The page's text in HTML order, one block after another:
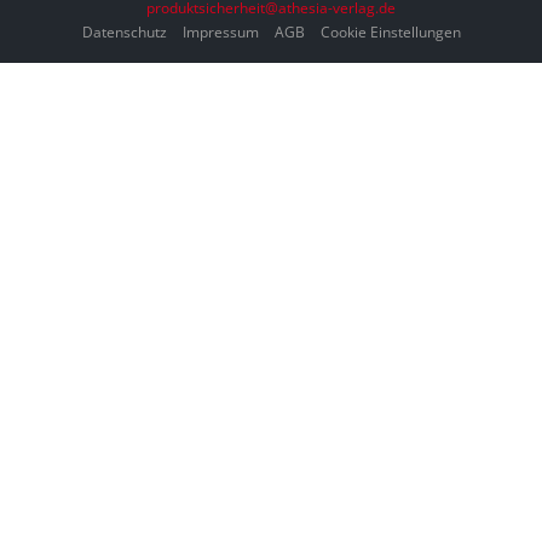
produktsicherheit@athesia-verlag.de
Datenschutz
Impressum AGB Cookie Einstellungen